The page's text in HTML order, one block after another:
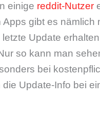
einige reddit-Nutzer
Apps gibt es
Update
so kann man
bei
die Update-Info bei